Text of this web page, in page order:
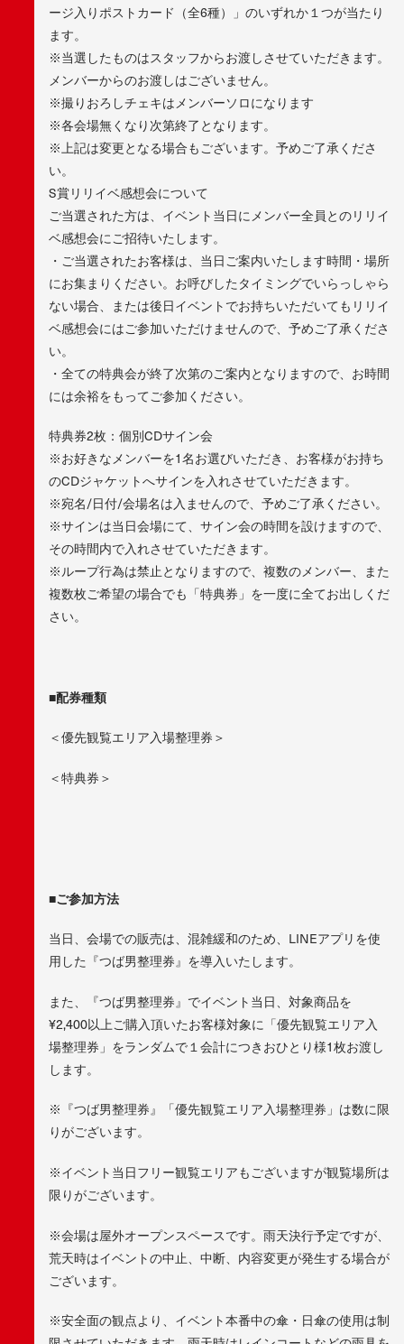
ージ入りポストカード（全6種）」のいずれか１つが当たり
ます。
※当選したものはスタッフからお渡しさせていただきます。
メンバーからのお渡しはございません。
※撮りおろしチェキはメンバーソロになります
※各会場無くなり次第終了となります。
※上記は変更となる場合もございます。予めご了承くださ
い。
S賞リリイベ感想会について
ご当選された方は、イベント当日にメンバー全員とのリリイ
ベ感想会にご招待いたします。
・ご当選されたお客様は、当日ご案内いたします時間・場所
にお集まりください。お呼びしたタイミングでいらっしゃら
ない場合、または後日イベントでお持ちいただいてもリリイ
ベ感想会にはご参加いただけませんので、予めご了承くださ
い。
・全ての特典会が終了次第のご案内となりますので、お時間
には余裕をもってご参加ください。
特典券2枚：個別CDサイン会
※お好きなメンバーを1名お選びいただき、お客様がお持ち
のCDジャケットへサインを入れさせていただきます。
※宛名/日付/会場名は入ませんので、予めご了承ください。
※サインは当日会場にて、サイン会の時間を設けますので、
その時間内で入れさせていただきます。
※ループ行為は禁止となりますので、複数のメンバー、また
複数枚ご希望の場合でも「特典券」を一度に全てお出しくだ
さい。
■配券種類
＜優先観覧エリア入場整理券＞
＜特典券＞
■ご参加方法
当日、会場での販売は、混雑緩和のため、LINEアプリを使
用した『つば男整理券』を導入いたします。
また、『つば男整理券』でイベント当日、対象商品を
¥2,400以上ご購入頂いたお客様対象に「優先観覧エリア入
場整理券」をランダムで１会計につきおひとり様1枚お渡し
します。
※『つば男整理券』「優先観覧エリア入場整理券」は数に限
りがございます。
※イベント当日フリー観覧エリアもございますが観覧場所は
限りがございます。
※会場は屋外オープンスペースです。雨天決行予定ですが、
荒天時はイベントの中止、中断、内容変更が発生する場合が
ございます。
※安全面の観点より、イベント本番中の傘・日傘の使用は制